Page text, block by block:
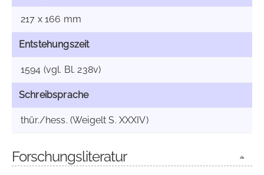
217 x 166 mm
Entstehungszeit
1594 (vgl. Bl. 238v)
Schreibsprache
thür./hess. (Weigelt S. XXXIV)
Forschungsliteratur